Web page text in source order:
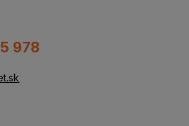
978